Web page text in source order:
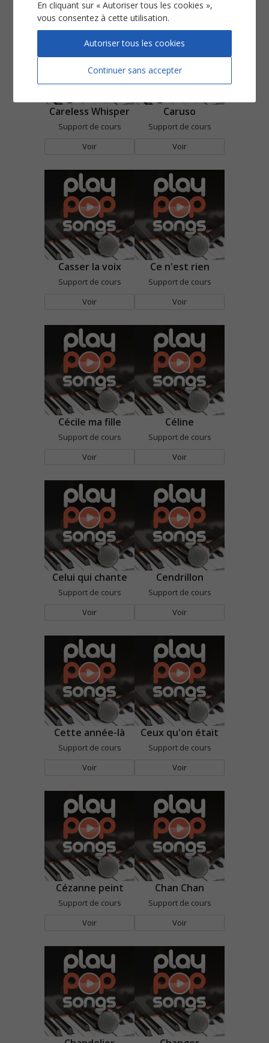
Careless Whisper
Support de cours
Voir
Caruso
Support de cours
Voir
Casser la voix
Support de cours
Voir
Ce n'est rien
Support de cours
Voir
Cécile ma fille
Support de cours
Voir
Céline
Support de cours
Voir
Celui qui chante
Support de cours
Voir
Cendrillon
Support de cours
Voir
Cette année-là
Support de cours
Voir
Ceux qu'on était
Support de cours
Voir
Cézanne peint
Support de cours
Voir
Chan Chan
Support de cours
Voir
En cliquant sur « Autoriser tous les cookies »,
vous consentez à cette utilisation.
Continuer sans accepter
Autoriser tous les cookies